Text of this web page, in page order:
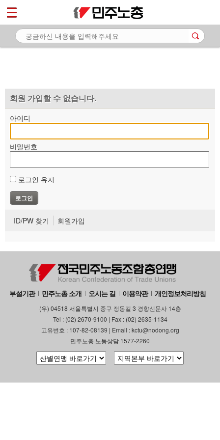
회원 가입할 수 없습니다.
아이디
비밀번호
로그인 유지
ID/PW 찾기 회원가입
부설기관 민주노총 소개 오시는 길 이용약관 개인정보처리방침
(우) 04518 서울특별시 중구 정동길 3 경향신문사 14층
Tel : (02) 2670-9100 | Fax : (02) 2635-1134
고유번호 : 107-82-08139 | Email : kctu@nodong.org
민주노총 노동상담 1577-2260
마이페이지
소개
자료
부설기관